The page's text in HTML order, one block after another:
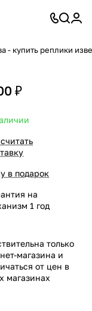
- купить реплики
₽
в подарок
на
1 год
только
магазина и
от цен в
магазинах